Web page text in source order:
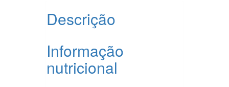
Descrição
Informação
nutricional